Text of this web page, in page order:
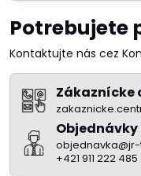
Potrebujete
Kontaktujte nás cez
Zákaznícke
Objednávky
+421 911 222 485